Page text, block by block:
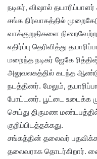
நடிகர், விஷால்
சங்க நிர்வாகத்தில்
வாக்குறுதிகளை
எதிர்ப்பு தெரிவித்து
மறைந்த நடிகர் ஜேகே
அலுவலகத்தில் கடந்த ஆண்டு
நடத்தினர். மேலும்,
போட்டனர். பூட்டை உடைக்க
செய்து திருமண
குறிப்பிடத்தக்கது.
சங்கத்தின் தலைவர்
தலைவராக தொடர்கிறார்.